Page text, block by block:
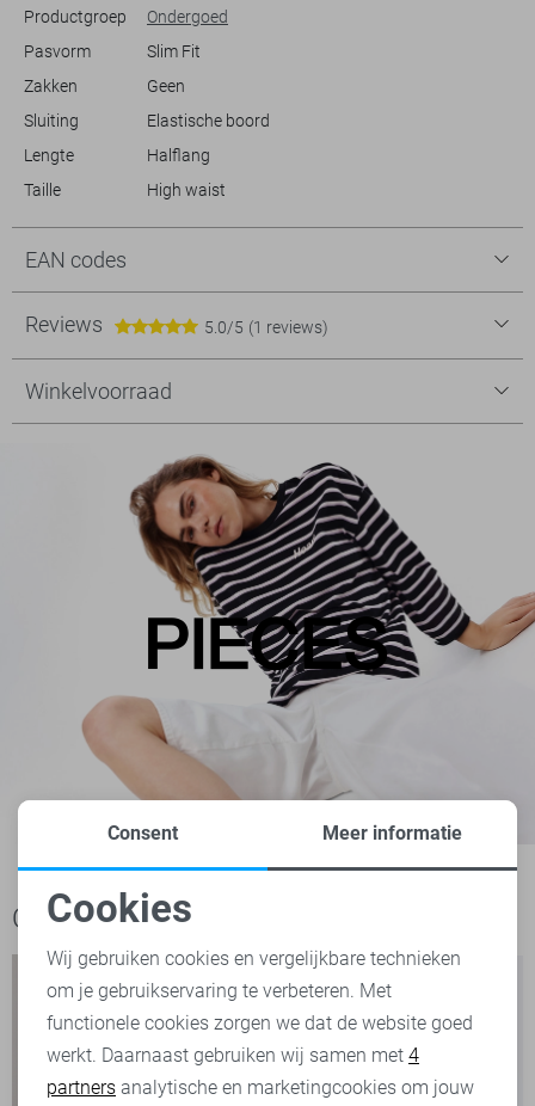
Ondergoed mag alleen geretourneerd worden indien ongeopend in de
Productgroep
Ondergoed
Pasvorm
Slim Fit
Zakken
Geen
Sluiting
Elastische boord
Lengte
Halflang
Taille
High waist
EAN codes
Reviews 5.0/5 (1 reviews)
Winkelvoorraad
Ook het bekijken waard
Noodzakelijke cookies
Personalisatie cookies
Analytische cookies
Consent Meer informatie
Cookies
Wij gebruiken cookies en vergelijkbare technieken
om je gebruikservaring te verbeteren. Met
functionele cookies zorgen we dat de website goed
werkt. Daarnaast gebruiken wij samen met 4
partners analytische en marketingcookies om jouw